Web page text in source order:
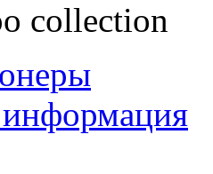
collection